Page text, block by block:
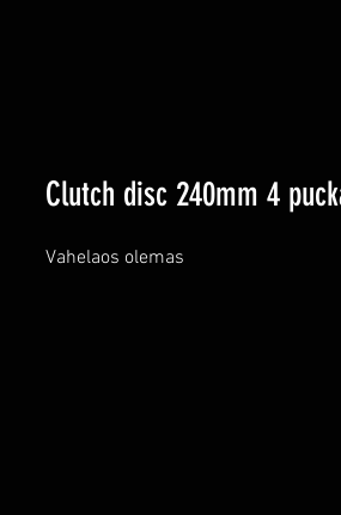
Clutch disc 240mm 4
Vahelaos olemas